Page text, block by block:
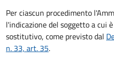
Per ciascun procedimento
l'indicazione del soggetto a cui
sostitutivo, come previsto dal
n. 33, art. 35.